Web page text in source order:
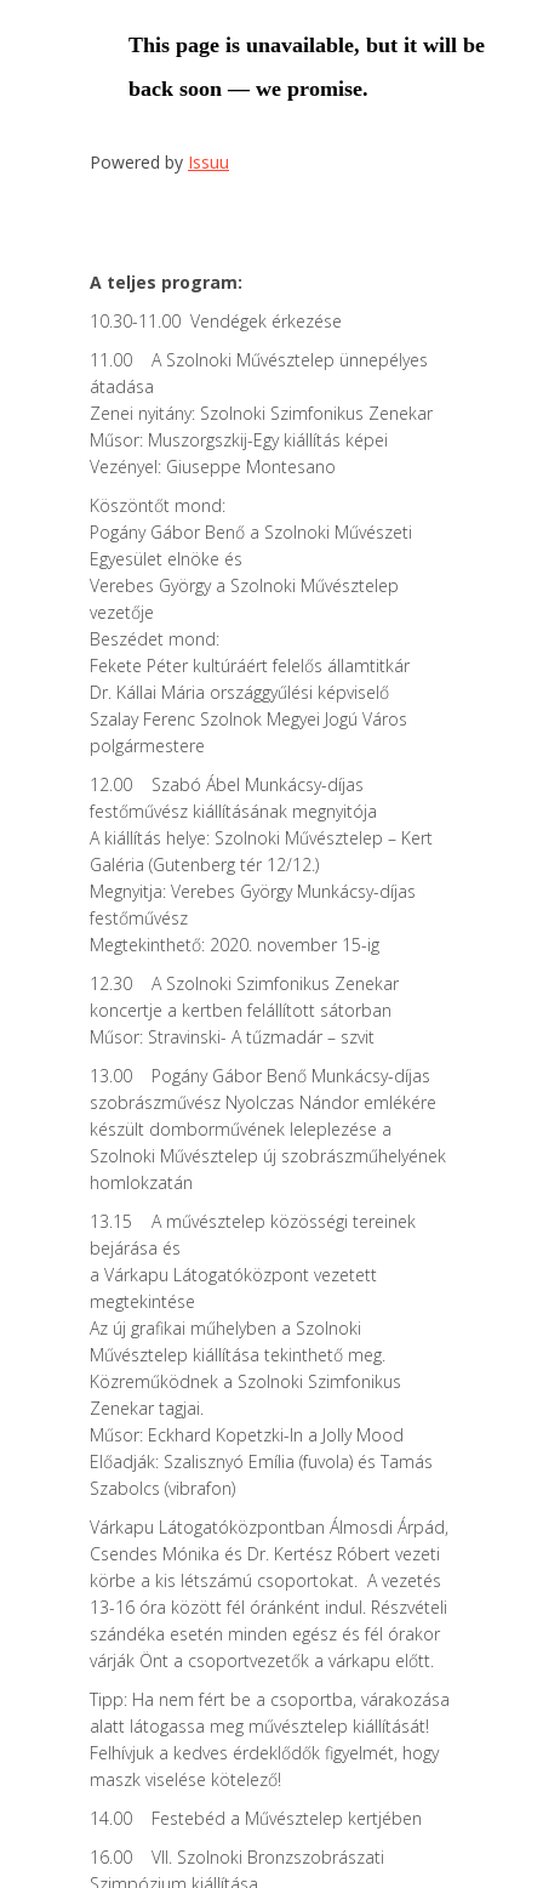
Powered by Issuu
A teljes program:
10.30-11.00 Vendégek érkezése
11.00 A Szolnoki Művésztelep ünnepélyes
átadása
Zenei nyitány: Szolnoki Szimfonikus Zenekar
Műsor: Muszorgszkij-Egy kiállítás képei
Vezényel: Giuseppe Montesano
Köszöntőt mond:
Pogány Gábor Benő a Szolnoki Művészeti
Egyesület elnöke és
Verebes György a Szolnoki Művésztelep
vezetője
Beszédet mond:
Fekete Péter kultúráért felelős államtitkár
Dr. Kállai Mária országgyűlési képviselő
Szalay Ferenc Szolnok Megyei Jogú Város
polgármestere
12.00 Szabó Ábel Munkácsy-díjas
festőművész kiállításának megnyitója
A kiállítás helye: Szolnoki Művésztelep – Kert
Galéria (Gutenberg tér 12/12.)
Megnyitja: Verebes György Munkácsy-díjas
festőművész
Megtekinthető: 2020. november 15-ig
12.30 A Szolnoki Szimfonikus Zenekar
koncertje a kertben felállított sátorban
Műsor: Stravinski- A tűzmadár – szvit
13.00 Pogány Gábor Benő Munkácsy-díjas
szobrászművész Nyolczas Nándor emlékére
készült domborművének leleplezése a
Szolnoki Művésztelep új szobrászműhelyének
homlokzatán
13.15 A művésztelep közösségi tereinek
bejárása és
a Várkapu Látogatóközpont vezetett
megtekintése
Az új grafikai műhelyben a Szolnoki
Művésztelep kiállítása tekinthető meg.
Közreműködnek a Szolnoki Szimfonikus
Zenekar tagjai.
Műsor: Eckhard Kopetzki-In a Jolly Mood
Előadják: Szalisznyó Emília (fuvola) és Tamás
Szabolcs (vibrafon)
Várkapu Látogatóközpontban Álmosdi Árpád,
Csendes Mónika és Dr. Kertész Róbert vezeti
körbe a kis létszámú csoportokat. A vezetés
13-16 óra között fél óránként indul. Részvételi
szándéka esetén minden egész és fél órakor
várják Önt a csoportvezetők a várkapu előtt.
Tipp: Ha nem fért be a csoportba, várakozása
alatt látogassa meg művésztelep kiállítását!
Felhívjuk a kedves érdeklődők figyelmét, hogy
maszk viselése kötelező!
14.00 Festebéd a Művésztelep kertjében
16.00 VII. Szolnoki Bronzszobrászati
Szimpózium kiállítása